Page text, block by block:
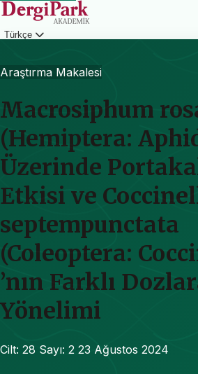
Türkçe
Araştırma Makalesi
Macrosiphum
(Hemiptera:
Üzerinde
Etkisi ve
septempunctata
(Coleoptera:
’nın Farklı
Yönelimi
Cilt: 28 Sayı: 2 23 Ağustos 2024